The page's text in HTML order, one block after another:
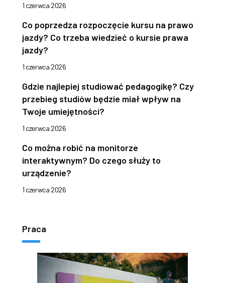
1 czerwca 2026
Co poprzedza rozpoczęcie kursu na prawo
jazdy? Co trzeba wiedzieć o kursie prawa
jazdy?
1 czerwca 2026
Gdzie najlepiej studiować pedagogikę? Czy
przebieg studiów będzie miał wpływ na
Twoje umiejętności?
1 czerwca 2026
Co można robić na monitorze
interaktywnym? Do czego służy to
urządzenie?
1 czerwca 2026
Praca